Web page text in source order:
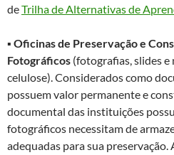
deTrilha de Alternativas de
▪ Oficinas de Preservação e
Fotográficos (fotografias, slides
celulose). Considerados como
possuem valor permanente e
documental das instituições
fotográficos necessitam de
adequadas para sua preservação.